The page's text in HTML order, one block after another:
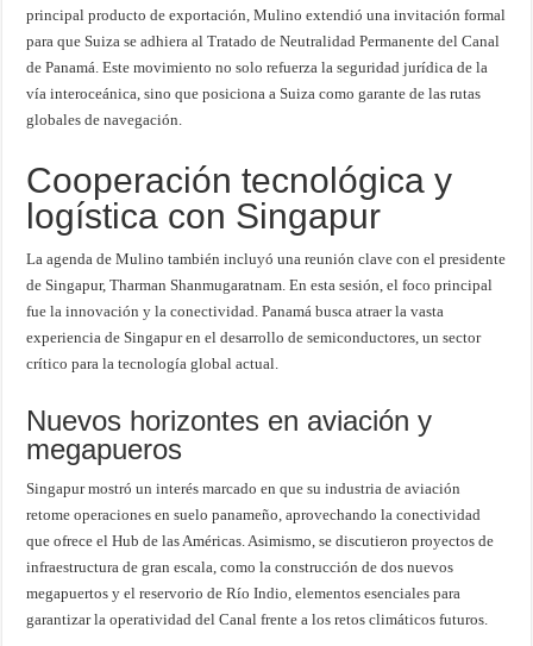
principal producto de exportación, Mulino extendió una invitación formal
para que Suiza se adhiera al Tratado de Neutralidad Permanente del Canal
de Panamá. Este movimiento no solo refuerza la seguridad jurídica de la
vía interoceánica, sino que posiciona a Suiza como garante de las rutas
globales de navegación.
Cooperación tecnológica y
logística con Singapur
La agenda de Mulino también incluyó una reunión clave con el presidente
de Singapur, Tharman Shanmugaratnam. En esta sesión, el foco principal
fue la innovación y la conectividad. Panamá busca atraer la vasta
experiencia de Singapur en el desarrollo de semiconductores, un sector
crítico para la tecnología global actual.
Nuevos horizontes en aviación y
megapueros
Singapur mostró un interés marcado en que su industria de aviación
retome operaciones en suelo panameño, aprovechando la conectividad
que ofrece el Hub de las Américas. Asimismo, se discutieron proyectos de
infraestructura de gran escala, como la construcción de dos nuevos
megapuertos y el reservorio de Río Indio, elementos esenciales para
garantizar la operatividad del Canal frente a los retos climáticos futuros.